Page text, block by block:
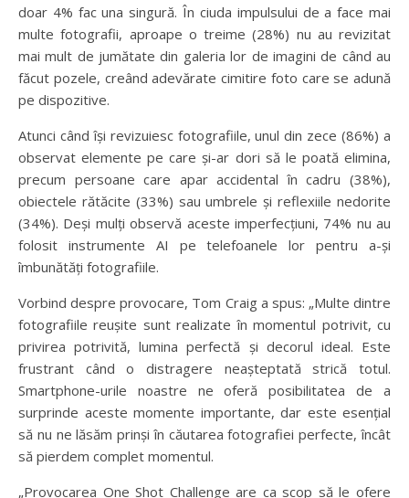
doar 4% fac una singură. În ciuda impulsului de a face mai
multe fotografii, aproape o treime (28%) nu au revizitat
mai mult de jumătate din galeria lor de imagini de când au
făcut pozele, creând adevărate cimitire foto care se adună
pe dispozitive.
Atunci când își revizuiesc fotografiile, unul din zece (86%) a
observat elemente pe care și-ar dori să le poată elimina,
precum persoane care apar accidental în cadru (38%),
obiectele rătăcite (33%) sau umbrele și reflexiile nedorite
(34%). Deși mulți observă aceste imperfecțiuni, 74% nu au
folosit instrumente AI pe telefoanele lor pentru a-și
îmbunătăți fotografiile.
Vorbind despre provocare, Tom Craig a spus: „Multe dintre
fotografiile reușite sunt realizate în momentul potrivit, cu
privirea potrivită, lumina perfectă și decorul ideal. Este
frustrant când o distragere neașteptată strică totul.
Smartphone-urile noastre ne oferă posibilitatea de a
surprinde aceste momente importante, dar este esențial
să nu ne lăsăm prinși în căutarea fotografiei perfecte, încât
să pierdem complet momentul.
„Provocarea One Shot Challenge are ca scop să le ofere